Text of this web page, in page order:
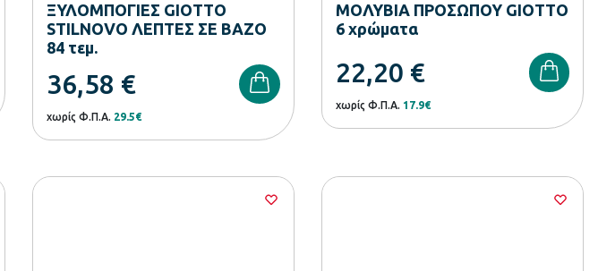
ΞΥΛΟΜΠΟΓΙΕΣ GIOTTO
STILNOVO ΛΕΠΤΕΣ ΣΕ ΒΑΖΟ
84 τεμ.
36,58 €
χωρίς Φ.Π.Α. 29.5€
ΜΟΛΥΒΙΑ ΠΡΟΣΩΠΟΥ GIOTTO
6 χρώματα
22,20 €
χωρίς Φ.Π.Α. 17.9€